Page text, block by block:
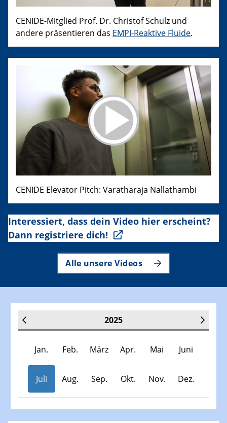
CENIDE-Mitglied Prof. Dr. Christof Schulz und
andere präsentieren das EMPI-Reaktive Fluide.
CENIDE Elevator Pitch: Varatharaja Nallathambi
Interessiert, dass dein Video hier erscheint?
Dann registriere dich!
Alle unsere Videos
2025
Jan. Feb. März Apr. Mai Juni
Juli Aug. Sep. Okt. Nov. Dez.